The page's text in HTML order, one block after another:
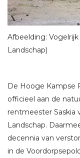
Afbeelding:
Landschap)
De Hooge Kampse
officieel aan de
rentmeester Saskia
Landschap.
decennia van
in de